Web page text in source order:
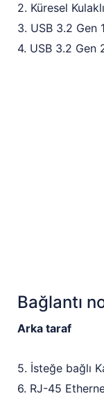
2. Küresel
3. USB 3.2 Gen
4. USB 3.2 Gen
Bağlantı
Arka taraf
5. İsteğe bağlı
6. RJ-45